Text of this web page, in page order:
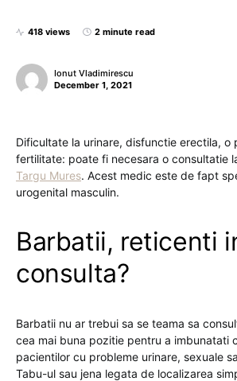
418 views 2 minute read
Ionut Vladimirescu
December 1, 2021
Dificultate la urinare, disfunctie erectila, o
fertilitate: poate fi necesara o consultatie
Targu Mures. Acest medic este de fapt
urogenital masculin.
Barbatii, reticenti
consulta?
Barbatii nu ar trebui sa se teama sa
cea mai buna pozitie pentru a imbunatati
pacientilor cu probleme urinare, sexuale
Tabu-ul sau jena legata de localizarea